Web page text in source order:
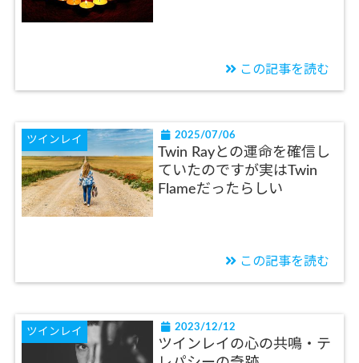
この記事を読む
ツインレイ 2025/07/06
Twin Rayとの運命を確信し
ていたのですが実はTwin
Flameだったらしい
この記事を読む
ツインレイ 2023/12/12
ツインレイの心の共鳴・テ